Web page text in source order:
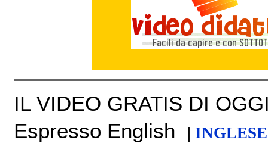
IL VIDEO GRATIS DI
Espresso English
|